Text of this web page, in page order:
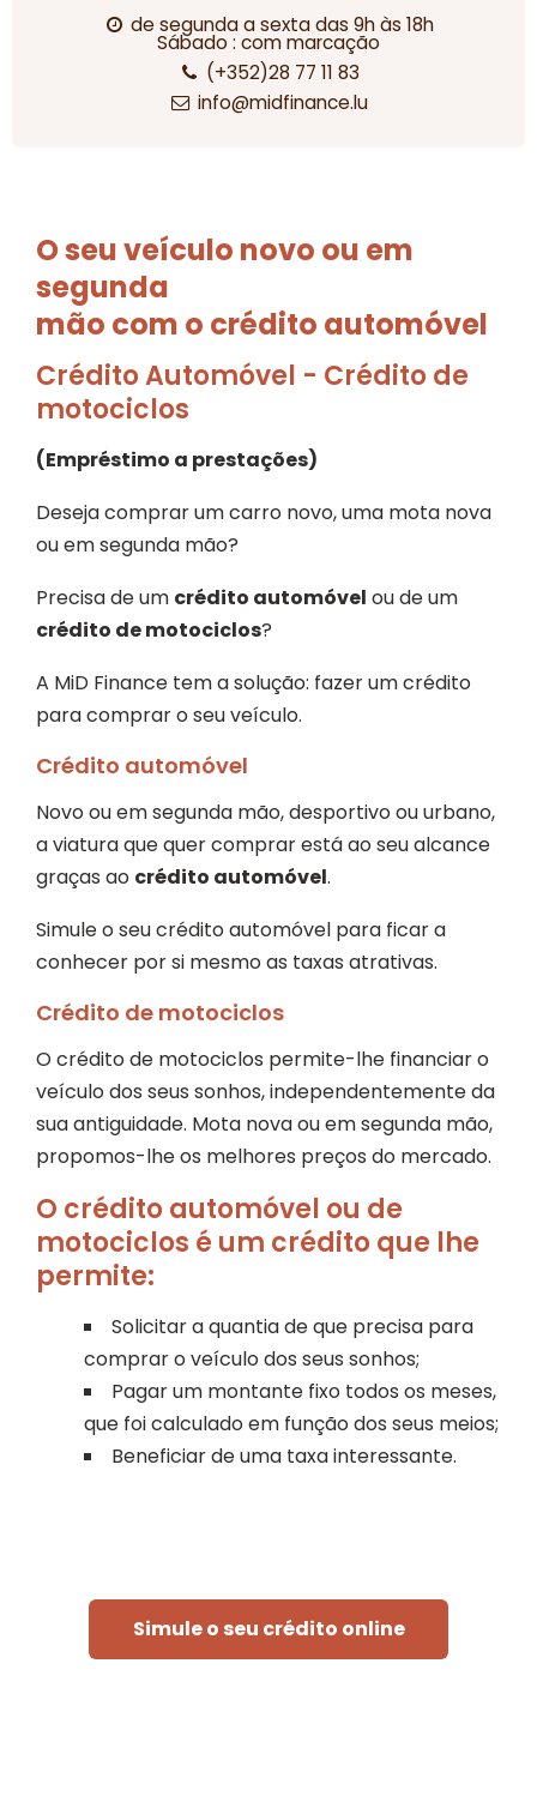
de segunda a sexta das 9h às 18h
Sábado : com marcação
(+352)28 77 11 83
info@midfinance.lu
O seu veículo novo ou em
segunda
mão com o crédito automóvel
Crédito Automóvel - Crédito de
motociclos
(Empréstimo a prestações)
Deseja comprar um carro novo, uma mota nova
ou em segunda mão?
Precisa de um crédito automóvel ou de um
crédito de motociclos?
A MiD Finance tem a solução: fazer um crédito
para comprar o seu veículo.
Crédito automóvel
Novo ou em segunda mão, desportivo ou urbano,
a viatura que quer comprar está ao seu alcance
graças ao crédito automóvel.
Simule o seu crédito automóvel para ficar a
conhecer por si mesmo as taxas atrativas.
Crédito de motociclos
O crédito de motociclos permite-lhe financiar o
veículo dos seus sonhos, independentemente da
sua antiguidade. Mota nova ou em segunda mão,
propomos-lhe os melhores preços do mercado.
O crédito automóvel ou de
motociclos é um crédito que lhe
permite:
Solicitar a quantia de que precisa para
comprar o veículo dos seus sonhos;
Pagar um montante fixo todos os meses,
que foi calculado em função dos seus meios;
Beneficiar de uma taxa interessante.
Simule o seu crédito online